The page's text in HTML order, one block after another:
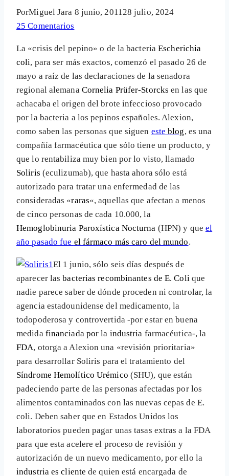
PorMiguel Jara 8 junio, 2011 28 julio, 2024
25 Comentarios
La «crisis del pepino» o de la bacteriaEscherichia
coli, para ser más exactos, comenzó el pasado 26 de
mayo a raíz de las declaraciones de la senadora
regional alemana Cornelia Prüfer-Storcksen las que
achacaba el origen del brote infeccioso provocado
por la bacteria a los pepinos españoles. Alexion,
como saben las personas que siguen este blog, es una
compañía farmacéutica que sólo tiene un producto, y
que lo rentabiliza muy bien por lo visto, llamado
Soliris (eculizumab), que hasta ahora sólo está
autorizado para tratar una enfermedad de las
consideradas «raras«, aquellas que afectan a menos
de cinco personas de cada 10.000, la
Hemoglobinuria Paroxística Nocturna (HPN) y que el
año pasado fue el fármaco más caro del mundo.
El 1 junio, sólo seis días después de
aparecer lasbacterias recombinantes de E. Coli que
nadie parece saber de dónde proceden ni controlar, la
agencia estadounidense del medicamento, la
todopoderosa y controvertida -por estar en buena
medida financiada por la industria farmacéutica-, la
FDA, otorga a Alexion una «revisión prioritaria»
para desarrollar Soliris para el tratamiento del
Síndrome Hemolítico Urémico (SHU), que están
padeciendo parte de las personas afectadas por los
alimentos contaminados con las nuevas cepas de E.
coli. Deben saber que en Estados Unidos los
laboratorios pueden pagar unas tasas extras a la FDA
para que esta acelere el proceso de revisión y
autorización de un nuevo medicamento, por ello la
industria es clientede quien está encargada de